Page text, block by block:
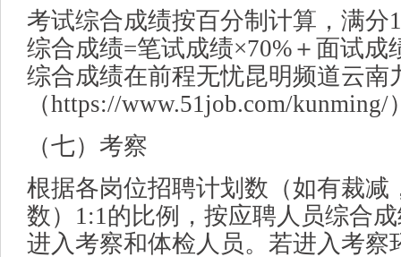
考试综合成绩按百分制计算，满分
综合成绩=笔试成绩×70%＋面试成
综合成绩在前程无忧昆明频道云南
（https://www.51job.com/kunming/
（七）考察
根据各岗位招聘计划数（如有裁减
数）1:1的比例，按应聘人员综合
进入考察和体检人员。若进入考察